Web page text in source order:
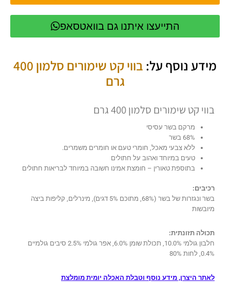
התייעצו איתנו גם בוואטסאפ
מידע נוסף על:
בווי קט שימורים סלמון 400
גרם
בווי קט שימורים סלמון 400 גרם
מרקם בשר עסיסי
68% בשר
ללא צבעי מאכל, חומרי טעם או חומרים משמרים.
טעים במיוחד ואהוב על חתולים
בתוספת טאורין – חומצת אמינו חשובה במיוחד לבריאות חתולים
רכיבים:
בשר ונגזרות של בשר (68%, מתוכם 5% דגים), מינרלים, קליפות ביצה
מיובשות
תכולה תזונתית:
חלבון גולמי 10.0%, תכולת שומן 6.0%, אפר גולמי 2.5% סיבים גולמיים
0.4%, לחות 80%
לאתר היצרן, מידע נוסף וטבלת האכלה יומית מומלצת